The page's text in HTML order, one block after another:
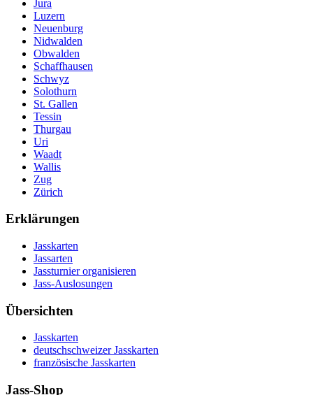
Jura
Luzern
Neuenburg
Nidwalden
Obwalden
Schaffhausen
Schwyz
Solothurn
St. Gallen
Tessin
Thurgau
Uri
Waadt
Wallis
Zug
Zürich
Erklärungen
Jasskarten
Jassarten
Jassturnier organisieren
Jass-Auslosungen
Übersichten
Jasskarten
deutschschweizer Jasskarten
französische Jasskarten
Jass-Shop